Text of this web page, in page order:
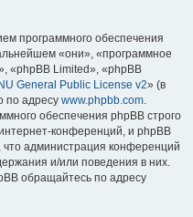
программного обеспечения
«они», «программное
«phpBB Limited», «phpBB
General Public License v2» (в
по адресу www.phpbb.com.
обеспечения phpBB строго
конференций, и phpBB
что администрация конференций
и/или поведения в них.
обращайтесь по адресу